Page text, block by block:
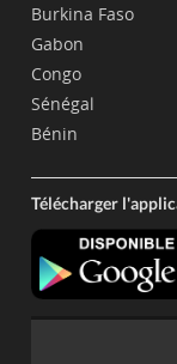
Burkina Faso
Gabon
Congo
Sénégal
Bénin
Télécharger